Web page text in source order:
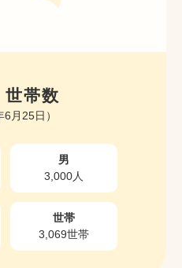
世帯数
6月25日）
男
3,000人
世帯
3,069世帯